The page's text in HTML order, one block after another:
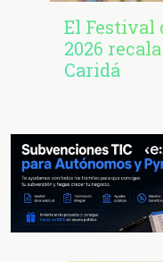
El Festival
2026
Caridá